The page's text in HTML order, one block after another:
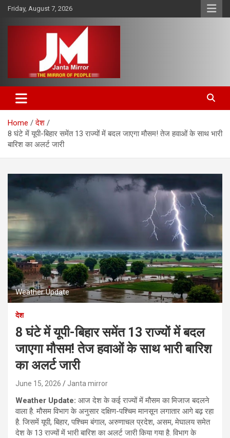
Skip
content
Friday, August 7, 2026
Janta Mirror
Home
देश
8 घंटे में यूपी-बिहार समेंत 13 राज्यों में बदल जाएगा मौसम! तेज हवाओं के साथ भारी
बारिश का अलर्ट जारी
Weather Update
देश
8 घंटे में यूपी-बिहार समेंत 13 राज्यों में बदल
जाएगा मौसम! तेज हवाओं के साथ भारी बारिश
का अलर्ट जारी
June 15, 2026 Janta mirror
Weather Update: आज देश के कई राज्यों में मौसम का मिजाज बदलने
वाला है. मौसम विभाग के अनुसार दक्षिण-पश्चिम मानसून लगातार आगे बढ़ रहा
है. जिसमें यूपी, बिहार, पश्चिम बंगाल, अरुणाचल प्रदेश, असम, मेघालय समेत
देश के 13 राज्यों में भारी बारिश का अलर्ट जारी किया गया है. विभाग के